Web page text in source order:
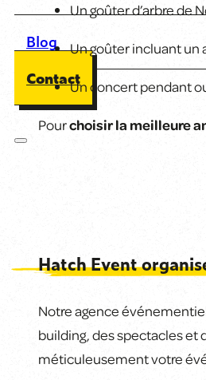
Blog
Contact
Un goûter d’arbre de
Un goûter incluant un
Un concert pendant
Pourchoisir la meilleure
Hatch Event
Notre agence
building, des spectacles et
méticuleusement votre